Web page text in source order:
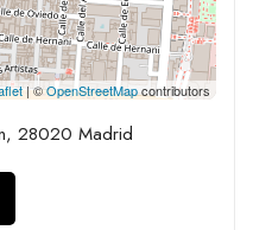
| ©OpenStreetMapcontributors
28020 Madrid